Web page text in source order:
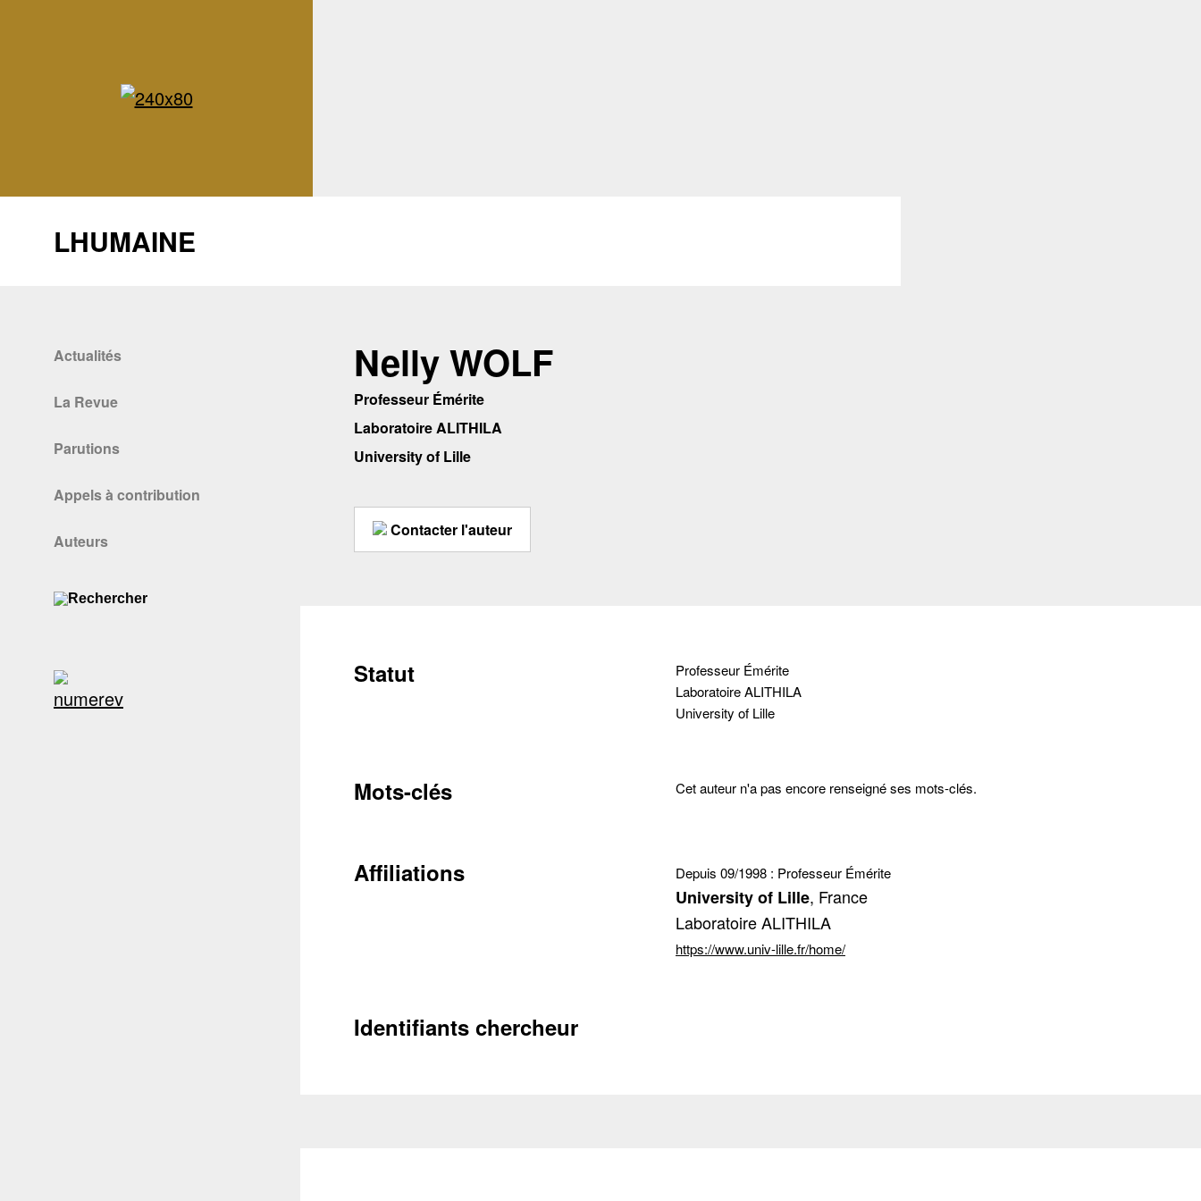
LHUMAINE
Actualités
La Revue
Parutions
Appels à contribution
Auteurs
Nelly WOLF
Professeur Émérite
Laboratoire ALITHILA
University of Lille
Contacter l'auteur
Statut
Professeur Émérite
Laboratoire ALITHILA
University of Lille
Mots-clés Cet auteur n'a pas encore renseigné ses mots-clés.
Affiliations Depuis 09/1998 : Professeur Émérite
University of Lille, France
Laboratoire ALITHILA
https://www.univ-lille.fr/home/
Identifiants chercheur